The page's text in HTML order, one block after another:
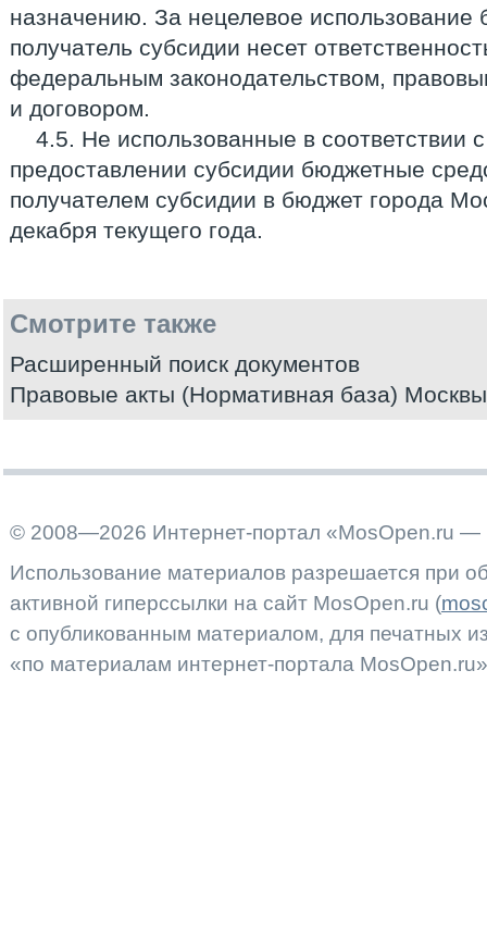
назначению. За нецелевое использование
получатель субсидии несет
федеральным законодательством,
и договором.
4.5. Не использованные в соответствии
предоставлении субсидии бюджетные
получателем субсидии в бюджет города
декабря текущего года.
Смотрите также
Расширенный поиск документов
Правовые акты (Нормативная база) Москвы
© 2008—2026 Интернет-портал «MosOpen.ru —
Использование материалов разрешается при
активной гиперссылки на сайт MosOpen.ru (
с опубликованным материалом, для печатных
«по материалам интернет-портала